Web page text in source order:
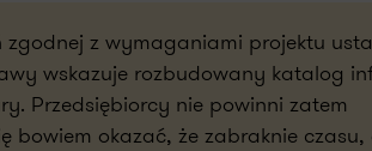
zgodnej z wymaganiami projektu
wskazuje rozbudowany katalog
Przedsiębiorcy nie powinni zatem
okazać, że zabraknie